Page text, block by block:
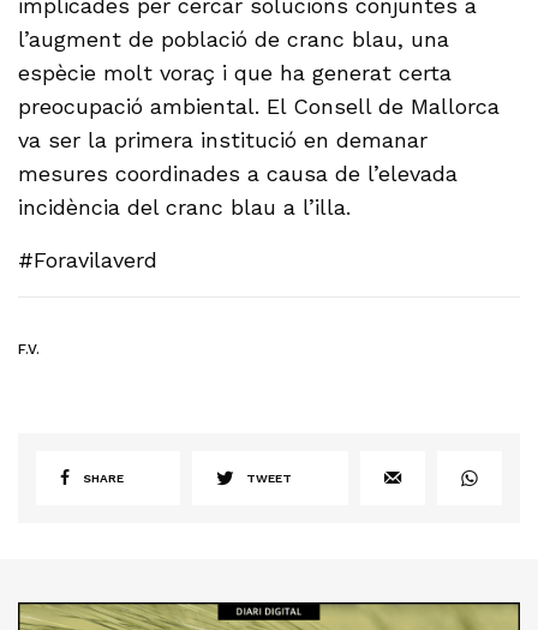
implicades per cercar solucions conjuntes a
l’augment de població de cranc blau, una
espècie molt voraç i que ha generat certa
preocupació ambiental. El Consell de Mallorca
va ser la primera institució en demanar
mesures coordinades a causa de l’elevada
incidència del cranc blau a l’illa.
#Foravilaverd
F.V.
SHARE TWEET